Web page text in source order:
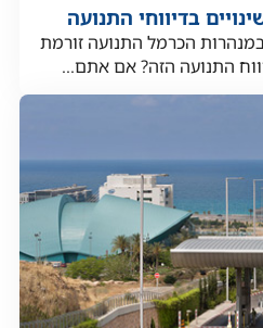
בדיווחי התנועה
הכרמל התנועה זורמת
התנועה הזה? אם אתם...